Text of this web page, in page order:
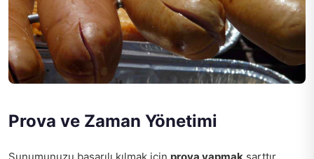
Prova ve Zaman Yönetimi